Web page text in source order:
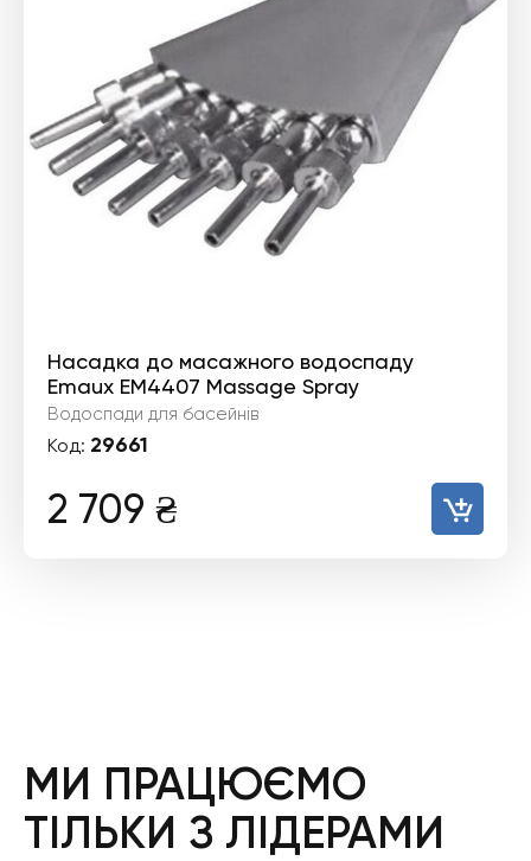
Насадка до масажного водоспаду
Emaux EM4407 Massage Spray
Водоспади для басейнів
Код: 29661
2 709 ₴
МИ ПРАЦЮЄМО
ТІЛЬКИ З ЛІДЕРАМИ